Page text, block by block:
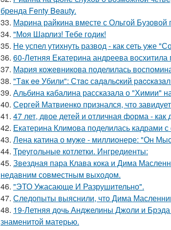
бренда Fenty Beauty.
33. Марина райкина вместе с Ольгой Бузовой
34. "Моя Шарлиз! Тебе годик!
35. Не успел утихнуть развод - как сеть уже
36. 60-Летняя Екатерина андреева
37. Мария кожевникова поделилась
38. "Тaк ee Убили": Стac сaдaльcкий
39. Альбина кабалина рассказала о "Химии"
40. Сергей Матвиенко признался, что
41. 47 лет, двое детей и отличная форма - как
42. Екатерина Климова поделилась кадрами
43. Лена катина о муже - миллионере: "Он
44. Треугольные котлетки. Ингредиенты:
45. Звездная пара Клава кока и Дима
недавним совместным выходом.
46. "ЭТО Ужасающе И Разрушительно".
47. Следопыты выяснили, что Дима
48. 19-Летняя дочь Анджелины Джоли и
знаменитой матерью.